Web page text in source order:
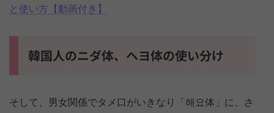
と使い方【動画付き】
韓国人のニダ体、ヘヨ体の使い分け
そして、男女関係でタメ口がいきなり「해요体」に、さ